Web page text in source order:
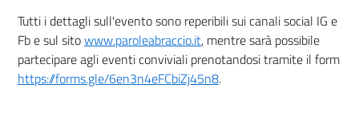
Tutti i dettagli sull'evento sono reperibili sui canali social IG e
Fb e sul sitowww.paroleabraccio.it, mentre sarà possibile
partecipare agli eventi conviviali prenotandosi tramite il form
https://forms.gle/6en3n4eFCbiZj45n8.